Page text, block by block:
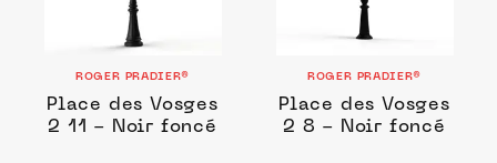
ROGER PRADIER®
Place des Vosges
2 11 - Noir foncé
ROGER PRADIER®
Place des Vosges
2 8 - Noir foncé